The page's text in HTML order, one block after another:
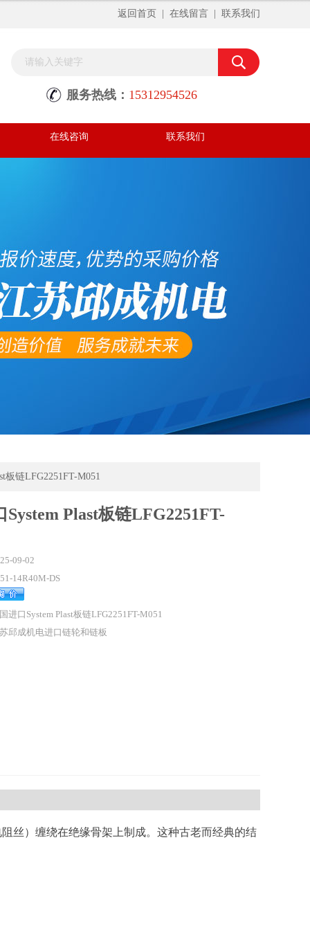
返回首页 在线留言 联系我们
服务热线： 15312954526
在线咨询 联系我们
板链LFG2251FT-M051
System Plast板链LFG2251FT-
09-02
14R40M-DS
进口System Plast板链LFG2251FT-M051
邱成机电进口链轮和链板
丝）缠绕在绝缘骨架上制成。这种古老而经典的结